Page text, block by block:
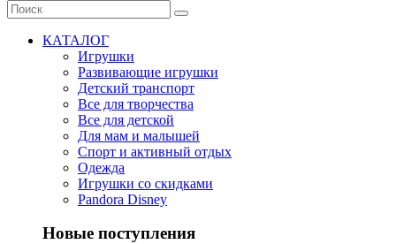
КАТАЛОГ
Игрушки
Развивающие игрушки
Детский транспорт
Все для творчества
Все для детской
Для мам и малышей
Спорт и активный отдых
Одежда
Игрушки со скидками
Pandora Disney
Новые поступления